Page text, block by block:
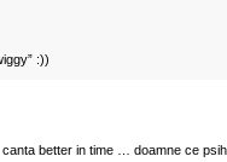
:))
better in time … doamne ce